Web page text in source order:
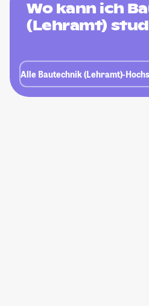
Wo kann ich
(Lehramt)
Alle Bautechnik (Lehramt)-